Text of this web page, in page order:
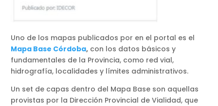
Uno de los mapas publicados por en el portal es el
Mapa Base Córdoba, con los datos básicos y
fundamentales de la Provincia, como red vial,
hidrografía, localidades y límites administrativos.
Un set de capas dentro del Mapa Base son aquellas
provistas por la Dirección Provincial de Vialidad, que